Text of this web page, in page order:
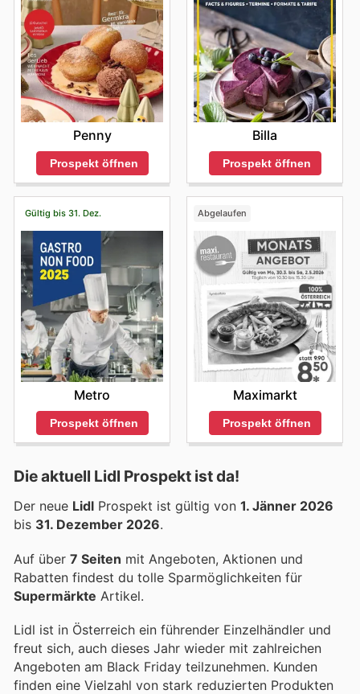
Penny
Prospekt öffnen
Billa
Prospekt öffnen
Gültig bis 31. Dez.
Metro
Prospekt öffnen
Abgelaufen
Maximarkt
Prospekt öffnen
Die aktuell Lidl Prospekt ist da!
Der neue Lidl Prospekt ist gültig von 1. Jänner 2026
bis 31. Dezember 2026.
Auf über 7 Seiten mit Angeboten, Aktionen und
Rabatten findest du tolle Sparmöglichkeiten für
Supermärkte Artikel.
Lidl ist in Österreich ein führender Einzelhändler und
freut sich, auch dieses Jahr wieder mit zahlreichen
Angeboten am Black Friday teilzunehmen. Kunden
finden eine Vielzahl von stark reduzierten Produkten